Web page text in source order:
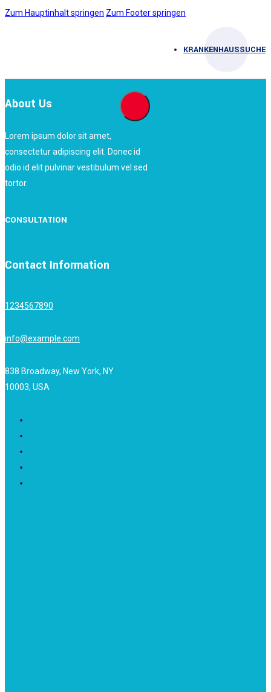
Zum Hauptinhalt springen Zum Footer springen
KRANKENHAUSSUCHE
About Us
Lorem ipsum dolor sit amet,
consectetur adipiscing elit. Donec id
odio id elit pulvinar vestibulum vel sed
tortor.
CONSULTATION
Contact Information
1234567890
info@example.com
838 Broadway, New York, NY
10003, USA